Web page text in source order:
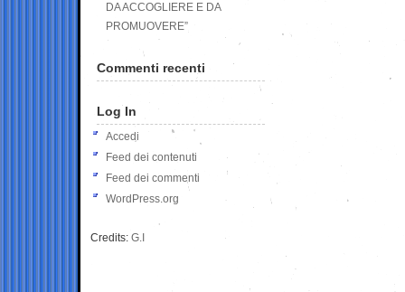
DA ACCOGLIERE E DA
PROMUOVERE”
Commenti recenti
Log In
Accedi
Feed dei contenuti
Feed dei commenti
WordPress.org
Credits: G.I